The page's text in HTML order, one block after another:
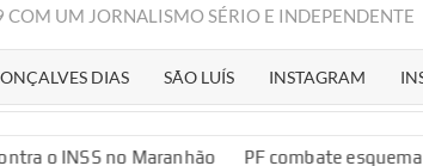
UM JORNALISMO SÉRIO E INDEPENDENTE
DIAS SÃO LUÍS INSTAGRAM
Maranhão PF combate esquema de fraudes